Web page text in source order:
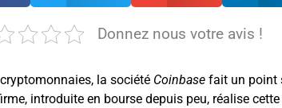
Donnez nous votre avis !
la société Coinbasefait un point
introduite en bourse depuis peu, réalise